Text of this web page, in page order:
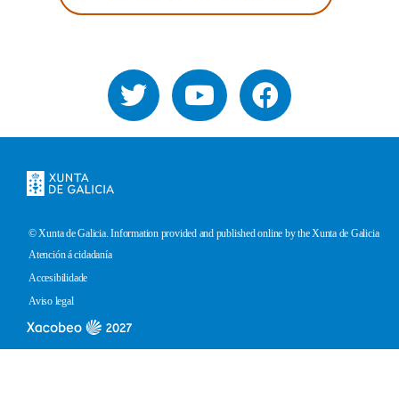
© Xunta de Galicia. Information provided and published online by the Xunta de Galicia
Pie
de
página
Atención á cidadanía
Accesibilidade
Aviso legal